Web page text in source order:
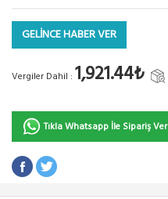
GELİNCE HABER VER
Vergiler Dahil : 1,921.44₺
Tıkla Whatsapp İle Sipariş Ver